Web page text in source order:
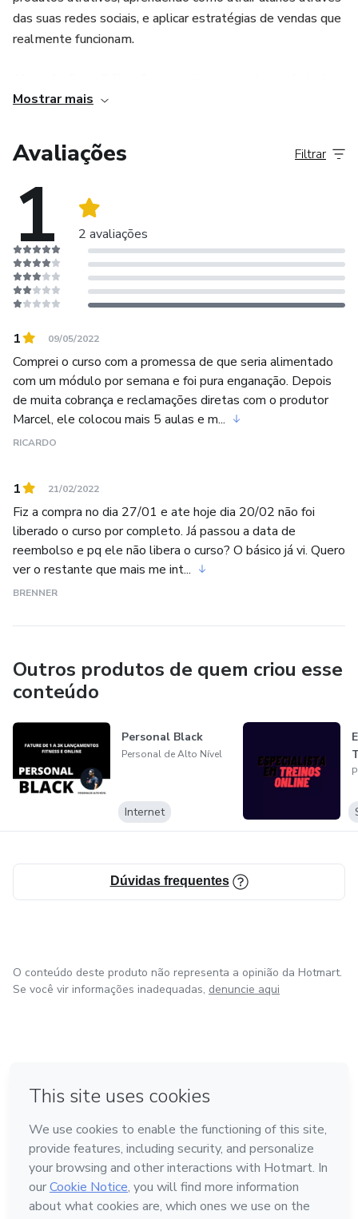
das suas redes sociais, e aplicar estratégias de vendas que
realmente funcionam.
como Planilha, Vídeos Animados e o App para Consultoria
Mostrar mais
Avaliações
1 2 avaliações
Filtrar
1 09/05/2022
Comprei o curso com a promessa de que seria alimentado
com um módulo por semana e foi pura enganação. Depois
de muita cobrança e reclamações diretas com o produtor
Marcel, ele colocou mais 5 aulas e m...
RICARDO
1 21/02/2022
Fiz a compra no dia 27/01 e ate hoje dia 20/02 não foi
liberado o curso por completo. Já passou a data de
reembolso e pq ele não libera o curso? O básico já vi. Quero
ver o restante que mais me int...
BRENNER
Outros produtos de quem criou esse
conteúdo
Personal Black
Personal de Alto Nível
Internet
Dúvidas frequentes
O conteúdo deste produto não representa a opinião da Hotmart.
Se você vir informações inadequadas, denuncie aqui
Feito com ❤
em Belo Horizonte
na Cidade do México